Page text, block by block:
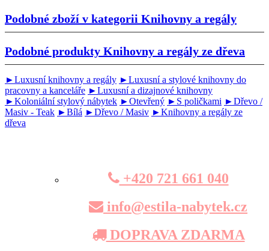
Podobné zboží v kategorii Knihovny a regály
Podobné produkty Knihovny a regály ze dřeva
►Luxusní knihovny a regály ►Luxusní a stylové knihovny do
pracovny a kanceláře ►Luxusní a dizajnové knihovny
►Koloniální stylový nábytek ►Otevřený ►S poličkami ►Dřevo /
Masiv - Teak ►Bílá ►Dřevo / Masiv ►Knihovny a regály ze
dřeva
+420 721 661 040
info@estila-nabytek.cz
DOPRAVA ZDARMA